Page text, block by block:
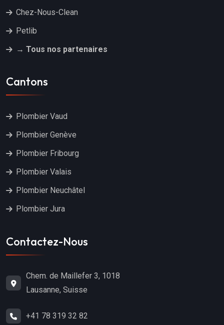
Chez-Nous-Clean
Petlib
→ Tous nos partenaires
Cantons
Plombier Vaud
Plombier Genève
Plombier Fribourg
Plombier Valais
Plombier Neuchâtel
Plombier Jura
Contactez-Nous
Chem. de Maillefer 3, 1018
Lausanne, Suisse
+41 78 319 32 82